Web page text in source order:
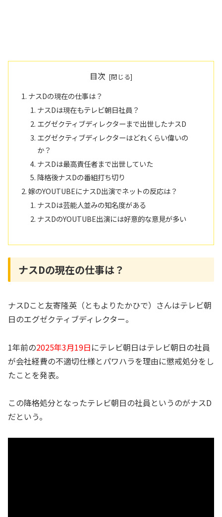
目次
ナスDの現在の仕事は？
ナスDは現在もテレビ朝日社員？
エグゼクティブディレクターまで出世したナスD
エグゼクティブディレクターはどれくらい偉いの
か？
ナスDは最高責任者まで出世していた
降格後ナスDの番組打ち切り
嫁のYOUTUBEにナスD出演でネットの反応は？
ナスDは芸能人並みの知名度がある
ナスDのYOUTUBE出演には好意的な意見が多い
ナスDの現在の仕事は？
ナスDこと友寄隆英（ともよりたかひで）さんはテレビ朝
日のエグゼクティブディレクター。
1年前の2025年3月19日にテレビ朝日はテレビ朝日の社員
が会社経費の不適切仕様とパワハラを理由に懲戒処分をし
たことを発表。
この降格処分となったテレビ朝日の社員というのがナスD
だという。